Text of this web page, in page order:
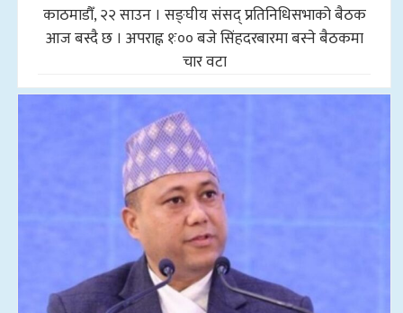
काठमाडौँ, २२ साउन । सङ्घीय संसद् प्रतिनिधिसभाको बैठक
आज बस्दै छ । अपराह्न १ः०० बजे सिंहदरबारमा बस्ने बैठकमा
चार वटा